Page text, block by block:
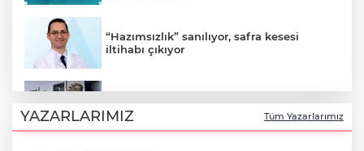
“Hazımsızlık” sanılıyor, safra kesesi
iltihabı çıkıyor
Detaylar belli oldu
YAZARLARIMIZ Tüm Yazarlarımız